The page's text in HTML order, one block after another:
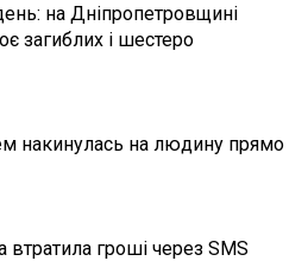
на Дніпропетровщині
загиблих і шестеро
накинулась на людину прямо
гроші через SMS